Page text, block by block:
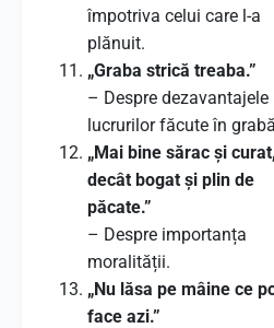
împotriva celui care l-a
plănuit.
„Graba strică treaba.”
– Despre dezavantajele
lucrurilor făcute în
„Mai bine sărac și curat,
decât bogat și plin de
păcate.”
– Despre importanța
moralității.
„Nu lăsa pe mâine ce
face azi.”